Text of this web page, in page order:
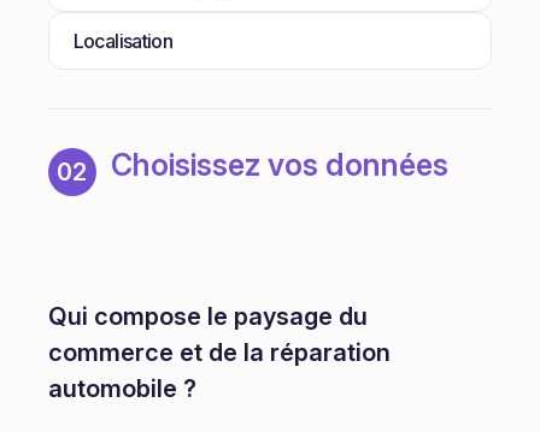
Localisation
02 Choisissez vos données
Qui compose le paysage du
commerce et de la réparation
automobile ?